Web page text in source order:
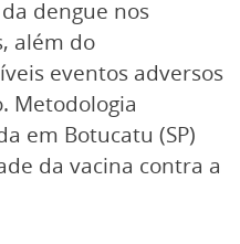
dengue nos
além do
eventos adversos
Metodologia
em Botucatu (SP)
da vacina contra a